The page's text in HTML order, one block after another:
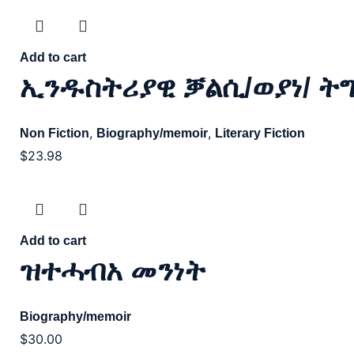
Add to cart
ኢንዱስትሪያዊ ቓልሲ/ወያነ/
Non Fiction, Biography/memoir, Literary Fiction
$23.98
Add to cart
ዝተሓብአ መንነት
Biography/memoir
$30.00